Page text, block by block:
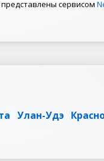
сервисом
Улан-Удэ